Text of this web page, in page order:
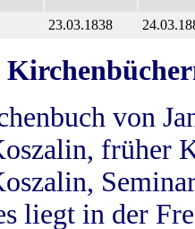
23.03.1838
von
früher
liegt in der